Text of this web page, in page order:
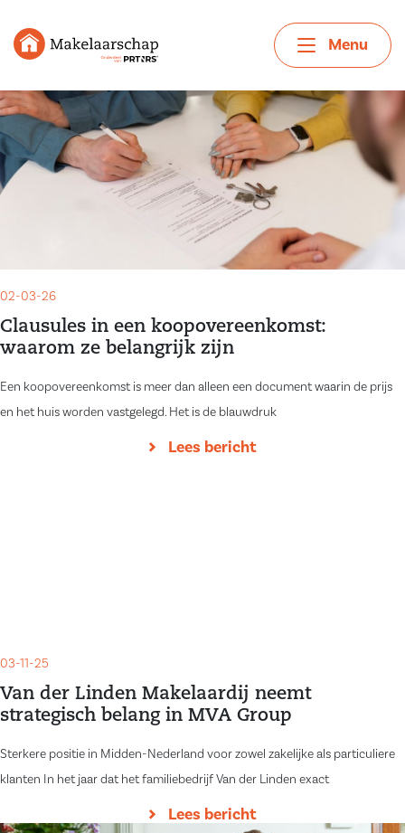
Menu
02-03-26
Clausules in een koopovereenkomst:
waarom ze belangrijk zijn
Een koopovereenkomst is meer dan alleen een document waarin de prijs
en het huis worden vastgelegd. Het is de blauwdruk
Lees bericht
03-11-25
Van der Linden Makelaardij neemt
strategisch belang in MVA Group
Sterkere positie in Midden-Nederland voor zowel zakelijke als particuliere
klanten In het jaar dat het familiebedrijf Van der Linden exact
Lees bericht